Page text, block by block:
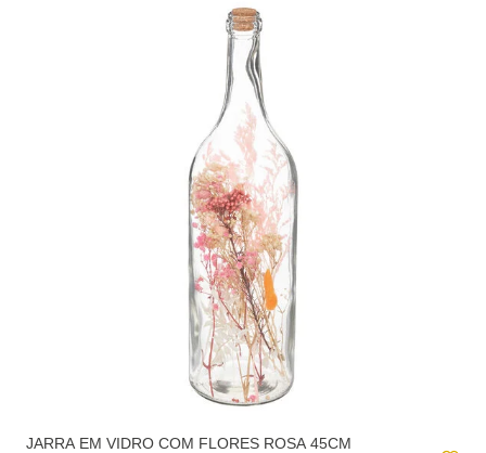
JARRA EM VIDRO COM FLORES ROSA 45CM